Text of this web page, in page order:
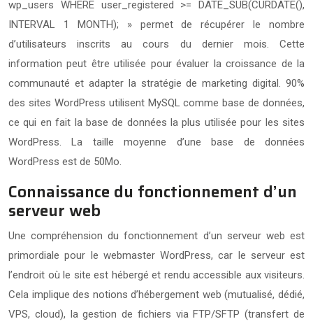
wp_users WHERE user_registered >= DATE_SUB(CURDATE(),
INTERVAL 1 MONTH); » permet de récupérer le nombre
d’utilisateurs inscrits au cours du dernier mois. Cette
information peut être utilisée pour évaluer la croissance de la
communauté et adapter la stratégie de marketing digital. 90%
des sites WordPress utilisent MySQL comme base de données,
ce qui en fait la base de données la plus utilisée pour les sites
WordPress. La taille moyenne d’une base de données
WordPress est de 50Mo.
Connaissance du fonctionnement d’un
serveur web
Une compréhension du fonctionnement d’un serveur web est
primordiale pour le webmaster WordPress, car le serveur est
l’endroit où le site est hébergé et rendu accessible aux visiteurs.
Cela implique des notions d’hébergement web (mutualisé, dédié,
VPS, cloud), la gestion de fichiers via FTP/SFTP (transfert de